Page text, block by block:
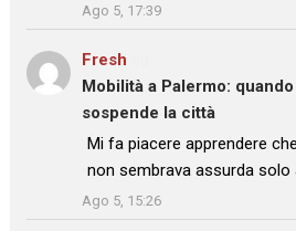
Ago 5, 17:39
Fresh
Mobilità a Palermo:
sospende la città
: “
Mi fa piacere apprendere
non sembrava assurda solo
”
Ago 5, 15:26